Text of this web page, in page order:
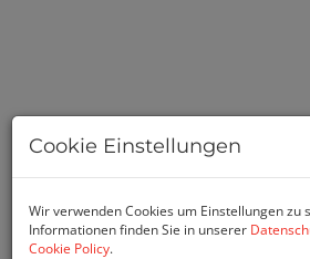
Cookie Einstellungen
Wir verwenden Cookies um Einstellungen zu
Informationen finden Sie in unserer
Cookie Policy.